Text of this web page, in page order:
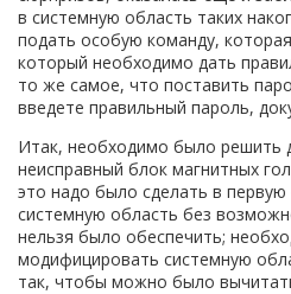
в системную область таких
подать особую команду,
который необходимо дать
то же самое, что поставить
введете правильный пароль,
Итак, необходимо было решить
неисправный блок магнитных
это надо было сделать в первую
системную область без
нельзя было обеспечить;
модифицировать системную
так, чтобы можно было